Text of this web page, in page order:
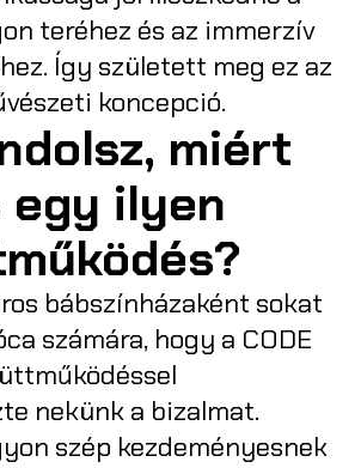
teréhez és az immerzív
Így született meg ez az
koncepció.
miért
ilyen
bábszínházaként sokat
számára, hogy a CODE
nekünk a bizalmat.
szép kezdeményesnek